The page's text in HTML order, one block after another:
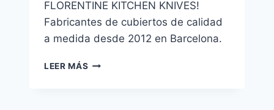
FLORENTINE KITCHEN KNIVES!
Fabricantes de cubiertos de calidad
a medida desde 2012 en Barcelona.
LEER MÁS FLORENTINE